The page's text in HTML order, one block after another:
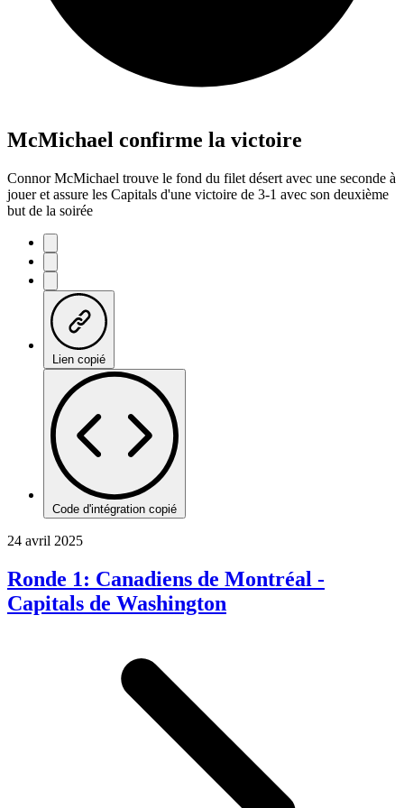
McMichael confirme la victoire
Connor McMichael trouve le fond du filet désert avec une seconde à
jouer et assure les Capitals d'une victoire de 3-1 avec son deuxième
but de la soirée
Lien copié
Code d'intégration copié
24 avril 2025
Ronde 1: Canadiens de Montréal -
Capitals de Washington